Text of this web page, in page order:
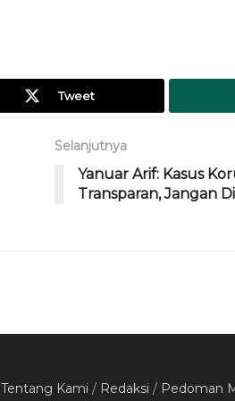
Tweet
Selanjutnya
Yanuar Arif: Kasus
Transparan, Jangan
Tentang Kami / Redaksi / Pedoman